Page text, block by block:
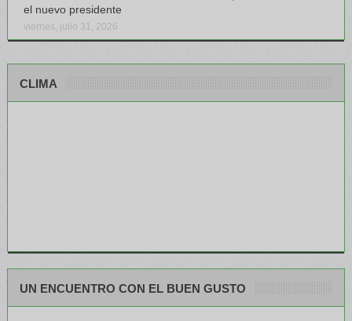
el nuevo presidente
viernes, julio 31, 2026
CLIMA
UN ENCUENTRO CON EL BUEN GUSTO